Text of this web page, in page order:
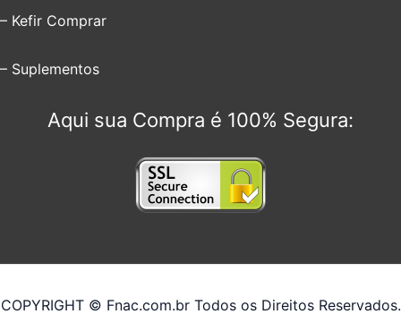
– Kefir Comprar
– Suplementos
Aqui sua Compra é 100% Segura:
COPYRIGHT © Fnac.com.br Todos os Direitos Reservados.